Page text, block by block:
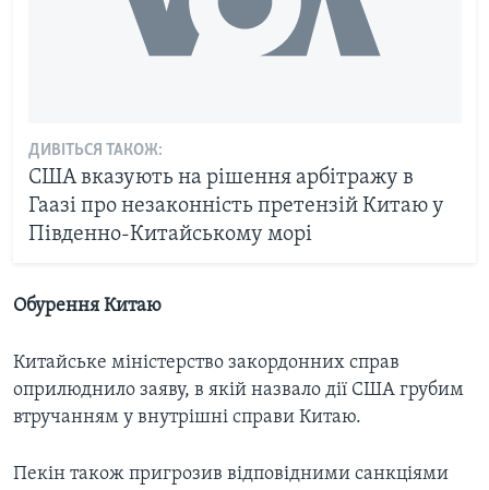
ДИВІТЬСЯ ТАКОЖ:
США вказують на рішення арбітражу в
Гаазі про незаконність претензій Китаю у
Південно-Китайському морі
Обурення Китаю
Китайське міністерство закордонних справ
оприлюднило заяву, в якій назвало дії США грубим
втручанням у внутрішні справи Китаю.
Пекін також пригрозив відповідними санкціями